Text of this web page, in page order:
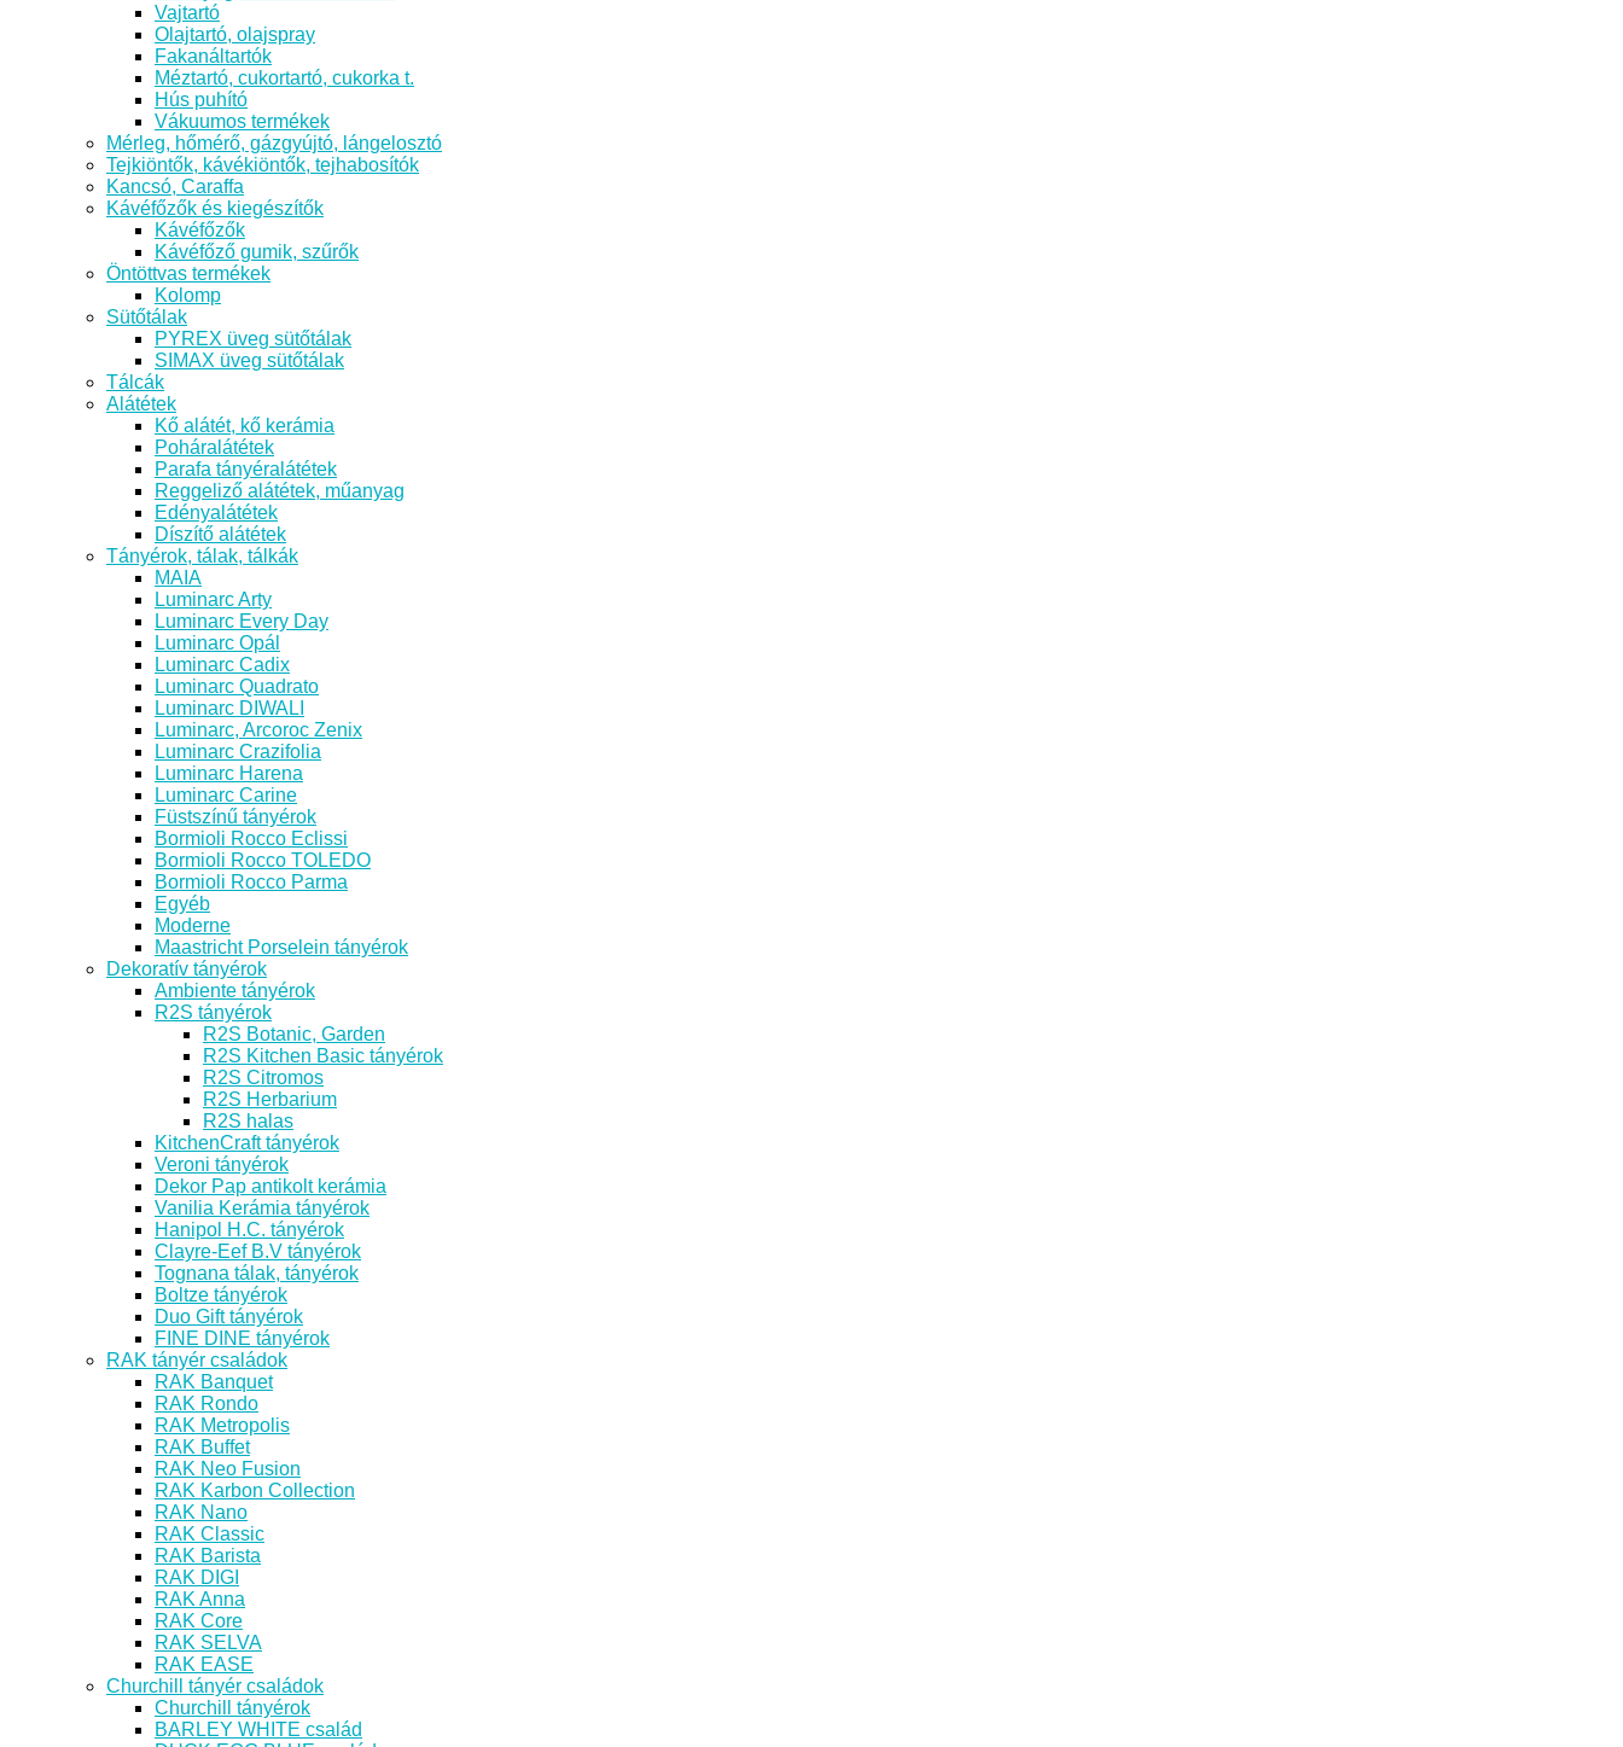
Vajtartó
Olajtartó, olajspray
Fakanáltartók
Méztartó, cukortartó, cukorka t.
Hús puhító
Vákuumos termékek
Mérleg, hőmérő, gázgyújtó, lángelosztó
Tejkiöntők, kávékiöntők, tejhabosítók
Kancsó, Caraffa
Kávéfőzők és kiegészítők
Kávéfőzők
Kávéfőző gumik, szűrők
Öntöttvas termékek
Kolomp
Sütőtálak
PYREX üveg sütőtálak
SIMAX üveg sütőtálak
Tálcák
Alátétek
Kő alátét, kő kerámia
Poháralátétek
Parafa tányéralátétek
Reggeliző alátétek, műanyag
Edényalátétek
Díszítő alátétek
Tányérok, tálak, tálkák
MAIA
Luminarc Arty
Luminarc Every Day
Luminarc Opál
Luminarc Cadix
Luminarc Quadrato
Luminarc DIWALI
Luminarc, Arcoroc Zenix
Luminarc Crazifolia
Luminarc Harena
Luminarc Carine
Füstszínű tányérok
Bormioli Rocco Eclissi
Bormioli Rocco TOLEDO
Bormioli Rocco Parma
Egyéb
Moderne
Maastricht Porselein tányérok
Dekoratív tányérok
Ambiente tányérok
R2S tányérok
R2S Botanic, Garden
R2S Kitchen Basic tányérok
R2S Citromos
R2S Herbarium
R2S halas
KitchenCraft tányérok
Veroni tányérok
Dekor Pap antikolt kerámia
Vanilia Kerámia tányérok
Hanipol H.C. tányérok
Clayre-Eef B.V tányérok
Tognana tálak, tányérok
Boltze tányérok
Duo Gift tányérok
FINE DINE tányérok
RAK tányér családok
RAK Banquet
RAK Rondo
RAK Metropolis
RAK Buffet
RAK Neo Fusion
RAK Karbon Collection
RAK Nano
RAK Classic
RAK Barista
RAK DIGI
RAK Anna
RAK Core
RAK SELVA
RAK EASE
Churchill tányér családok
Churchill tányérok
BARLEY WHITE család